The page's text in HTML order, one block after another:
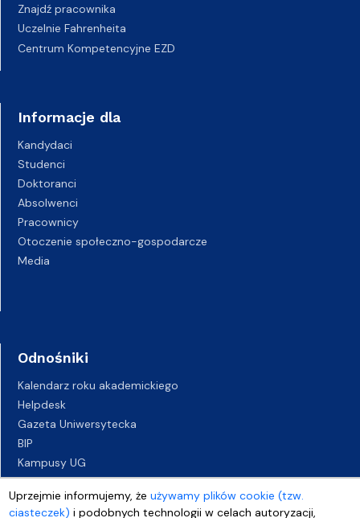
Uprzejmie informujemy, żeużywamy plików cookie (tzw.
ciasteczek) i podobnych technologii w celach autoryzacji,
Znajdź pracownika
Uczelnie Fahrenheita
Centrum Kompetencyjne EZD
Informacje dla
Kandydaci
Studenci
Doktoranci
Absolwenci
Pracownicy
Otoczenie społeczno-gospodarcze
Media
Odnośniki
Kalendarz roku akademickiego
Helpdesk
Gazeta Uniwersytecka
BIP
Kampusy UG
Biuro Karier UG
Oferty pracy